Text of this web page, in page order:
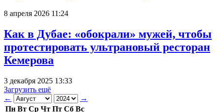
8 апреля 2026 11:24
Как в Дубае: «обокрали» мужей, чтобы
протестировать ультрановый ресторан
Кемерова
3 декабря 2025 13:33
Загрузить ещё
←
→
Пн Вт Ср Чт Пт Сб Вс